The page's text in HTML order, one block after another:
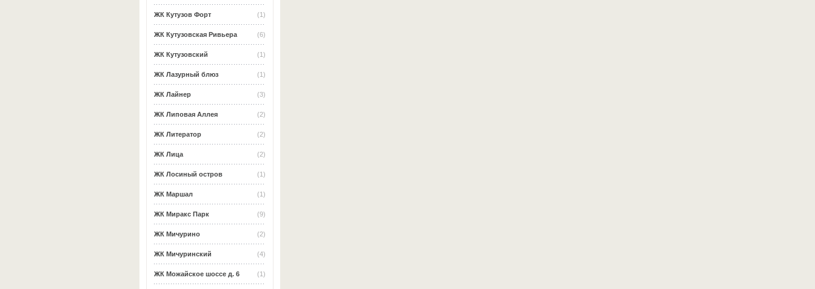
(1)
ЖК Кутузов Форт
(6)
ЖК Кутузовская Ривьера
(1)
ЖК Кутузовский
(1)
ЖК Лазурный блюз
(3)
ЖК Лайнер
(2)
ЖК Липовая Аллея
(2)
ЖК Литератор
(2)
ЖК Лица
(1)
ЖК Лосиный остров
(1)
ЖК Маршал
(9)
ЖК Миракс Парк
(2)
ЖК Мичурино
(4)
ЖК Мичуринский
(1)
ЖК Можайское шоссе д. 6